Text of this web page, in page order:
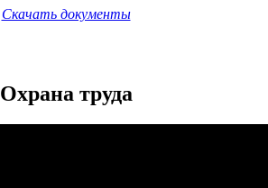
Скачать документы
Охрана труда